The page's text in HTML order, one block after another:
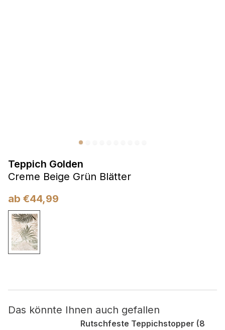
Teppich Golden
Creme Beige Grün Blätter
ab €44,99
Das könnte Ihnen auch gefallen
Rutschfeste Teppichstopper (8
Marketing
Marketing-Cookies werden verwendet, um Benutzer über
Websites hinweg zu verfolgen. Das Ziel ist es, Anzeigen
anzuzeigen, die für den einzelnen Benutzer relevant und
ansprechend sind und somit wertvoller für Herausgeber und
Werbetreibende Dritter sind.
Nicht kategorisiert.
wurden.
Alle ablehnen